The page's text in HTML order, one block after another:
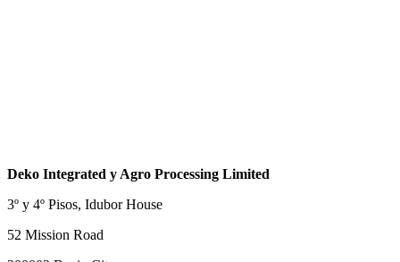
Deko Integrated y Agro Processing Limited
3º y 4º Pisos, Idubor House
52 Mission Road